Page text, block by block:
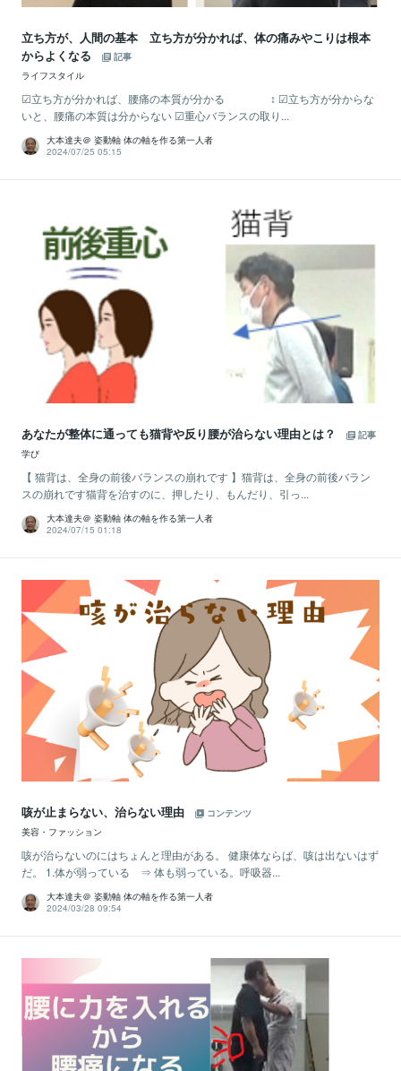
立ち方が、人間の基本 立ち方が分かれば、体の痛みやこりは根本
からよくなる
記事
ライフスタイル
☑立ち方が分かれば、腰痛の本質が分かる ↕ ☑立ち方が分からな
いと、腰痛の本質は分からない ☑重心バランスの取り...
大本達夫＠ 姿動軸 体の軸を作る第一人者
2024/07/25 05:15
あなたが整体に通っても猫背や反り腰が治らない理由とは？
記事
学び
【 猫背は、全身の前後バランスの崩れです 】猫背は、全身の前後バラン
スの崩れです猫背を治すのに、押したり、もんだり、引っ...
大本達夫＠ 姿動軸 体の軸を作る第一人者
2024/07/15 01:18
咳が止まらない、治らない理由
コンテンツ
美容・ファッション
咳が治らないのにはちょんと理由がある。 健康体ならば、咳は出ないはず
だ。 1.体が弱っている ⇒ 体も弱っている。呼吸器...
大本達夫＠ 姿動軸 体の軸を作る第一人者
2024/03/28 09:54